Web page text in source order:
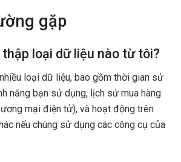
gặp
loại dữ liệu nào từ tôi?
loại dữ liệu, bao gồm thời gian sử
năng bạn sử dụng, lịch sử mua hàng
mại điện tử), và hoạt động trên
nếu chúng sử dụng các công cụ của